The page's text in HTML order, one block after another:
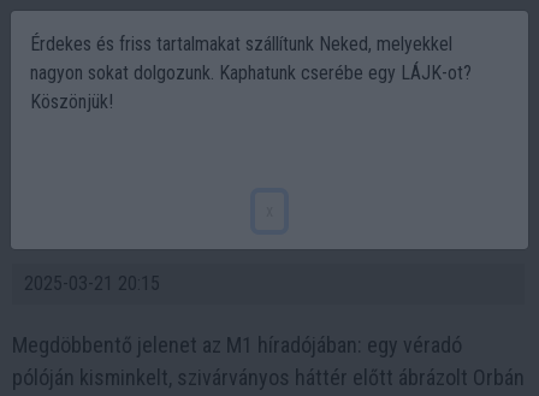
2025-03-21 20:15
Megdöbbentő jelenet az M1 híradójában: egy véradó
pólóján kisminkelt, szivárványos háttér előtt ábrázolt Orbán
Érdekes és friss tartalmakat szállítunk Neked, melyekkel
nagyon sokat dolgozunk. Kaphatunk cserébe egy LÁJK-ot?
Köszönjük!